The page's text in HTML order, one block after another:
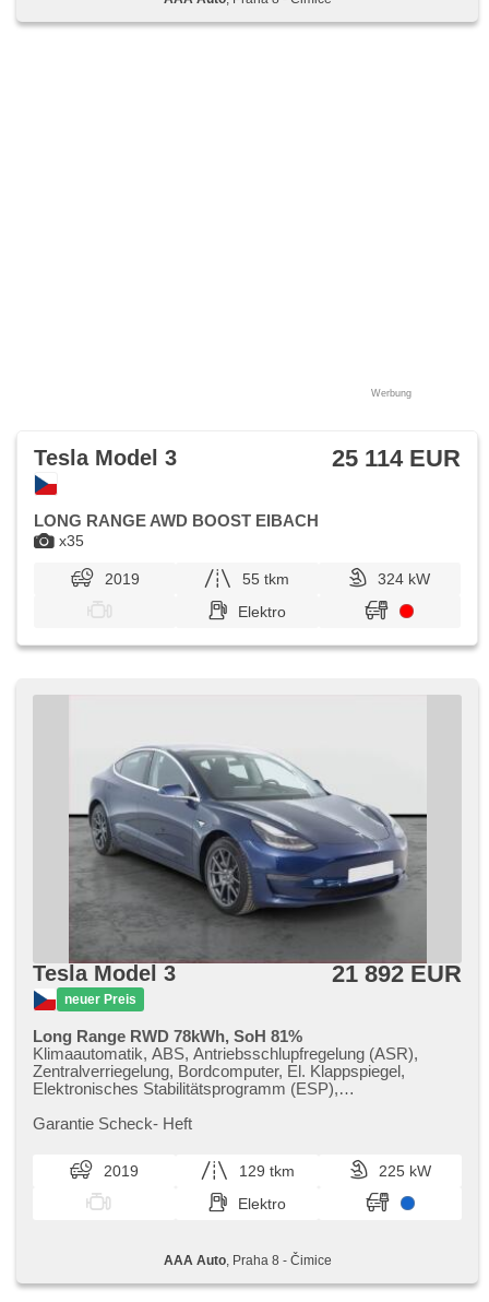
Werbung
x35
Tesla Model 3 25 114 EUR
LONG RANGE AWD BOOST EIBACH
2019 55 tkm
324 kW
Elektro
Tesla Model 3
neuer Preis
21 892 EUR
Long Range RWD 78kWh, SoH 81%
Klimaautomatik, ABS, Antriebsschlupfregelung (ASR),
Zentralverriegelung, Bordcomputer, El. Klappspiegel,
Elektronisches Stabilitätsprogramm (ESP),
Scheibenwischersensor, Reifendrucksensor, USB, El.
Servolenkung, El. Seitenscheiben, Autoradio,
Automatikgetriebe
Garantie Scheck​- Heft
2019 129 tkm
225 kW
Elektro
AAA Auto, Praha 8 - Čimice